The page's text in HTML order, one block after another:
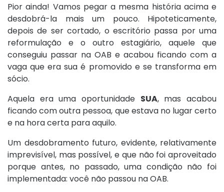
Pior ainda! Vamos pegar a mesma história acima e
desdobrá-la mais um pouco. Hipoteticamente,
depois de ser cortado, o escritório passa por uma
reformulação e o outro estagiário, aquele que
conseguiu passar na OAB e acabou ficando com a
vaga que era sua é promovido e se transforma em
sócio.
Aquela era uma oportunidade SUA, mas acabou
ficando com outra pessoa, que estava no lugar certo
e na hora certa para aquilo.
Um desdobramento futuro, evidente, relativamente
imprevisível, mas possível, e que não foi aproveitado
porque antes, no passado, uma condição não foi
implementada: você não passou na OAB.